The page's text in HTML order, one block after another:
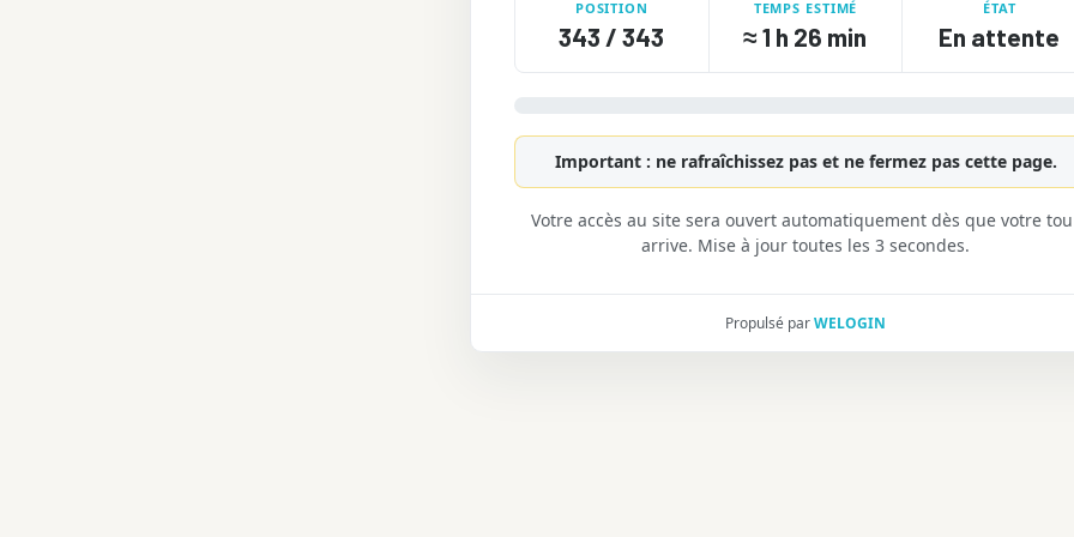
POSITION
343 / 343
TEMPS ESTIMÉ
≈1 h 26 min
ÉTAT
En attente
Important : ne rafraîchissez pas et ne fermez pas cette page.
Votre accès au site sera ouvert automatiquement dès que votre
arrive. Mise à jour toutes les 3 secondes.
Propulsé parWELOGIN